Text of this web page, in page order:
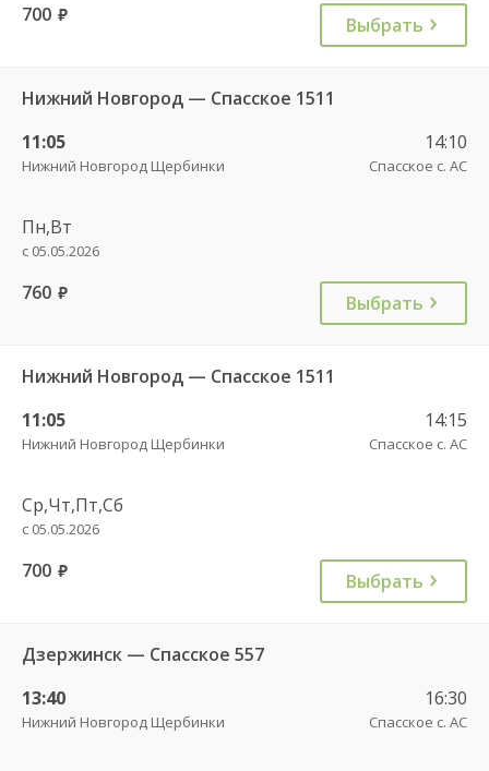
700 руб. Выбрать
Нижний Новгород — Спасское 1511
11:05
Нижний Новгород Щербинки
14:10
Спасское с. АС
Пн,Вт
с 05.05.2026
760 руб. Выбрать
Нижний Новгород — Спасское 1511
11:05
Нижний Новгород Щербинки
14:15
Спасское с. АС
Ср,Чт,Пт,Сб
с 05.05.2026
700 руб. Выбрать
Дзержинск — Спасское 557
13:40
Нижний Новгород Щербинки
16:30
Спасское с. АС